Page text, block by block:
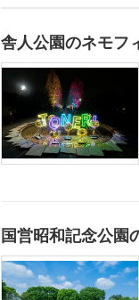
舎人公園のネモフ
国営昭和記念公園